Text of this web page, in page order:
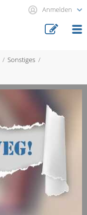
Anmelden
Sonstiges